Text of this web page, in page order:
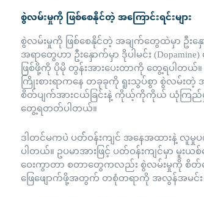
စွဲလမ်းမှုကို ဖြစ်စေနိုင်တဲ့ အကြောင်းရင်းများ
စွဲလမ်းမှုကို ဖြစ်စေနိုင်တဲ့ အချက်တွေထဲမှာ ဦး
အရာတွေဟာ ဦးနှောက်မှာ ဒိုပါမင်း
ဖြစ်ဖို့ကို ပိုမို တွန်းအားပေးတာကို တွေ့ရပါတ
ကြိုးစားရာကနေ တခုခုကို ရူးသွပ်စွာ စွဲလမ်းတဲ့
စိတ်ပျက်အားငယ်ခြင်းနဲ့ ကိုယ့်ကိုကိုယ် ယုံကြည်မှု
တွေ့ရတတ်ပါတယ်။
ဒါတင်မကပဲ ပတ််ဝန်းကျင် အနေအထားနဲ့ လူမှုပ
ပါတယ်။ ဥပမာအားဖြင့် ပတ်ဝန်းကျင်မှာ မူ
ဝေးကွာတာ စတာတွေကလည်း စွဲလမ်းမှုကို စိ
ဖြေဖျောက်ဖို့အတွက် တစုံတရာကို အလွန်အမင်း